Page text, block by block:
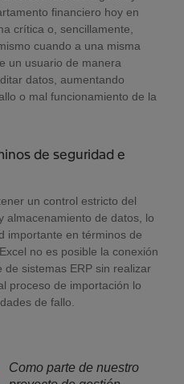
financiero hoy en
crítica o, sencillamente,
cuando a una misma
un usuario de manera
datos, aumentando
o mal funcionamiento de la
de seguridad e
un control estricto del
almacenamiento de datos, lo
importante en términos de
no es posible la conexión
sistemas ERP sin realizar
proceso de importación lo
de fallo.
Como parte de nuestro